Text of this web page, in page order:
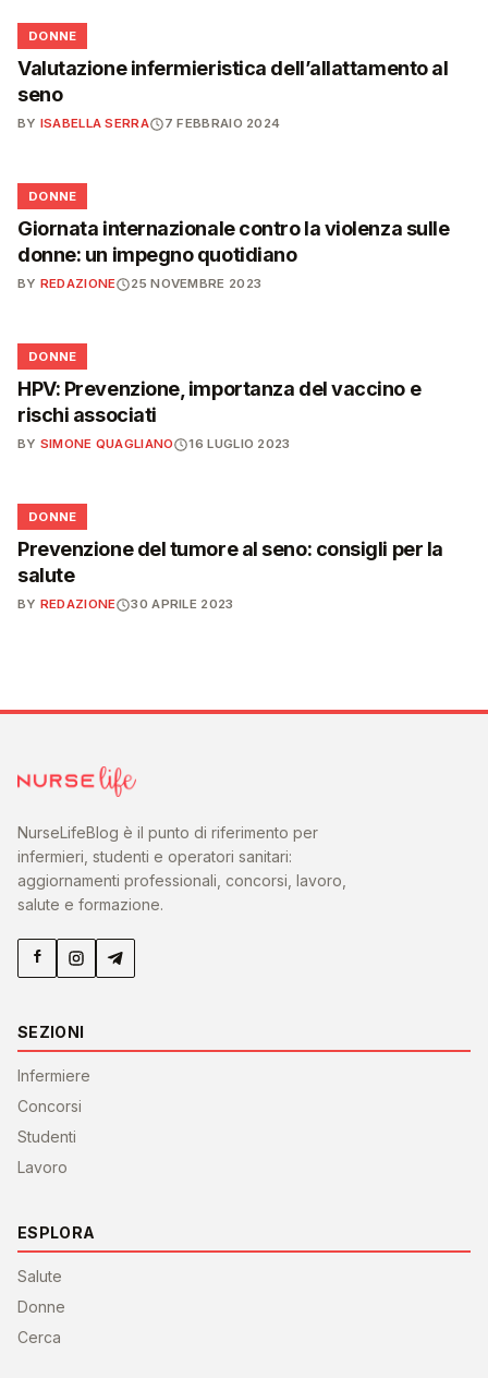
🌸
DONNE
Valutazione infermieristica dell’allattamento al
seno
BY ISABELLA SERRA 7 FEBBRAIO 2024
🌸
DONNE
Giornata internazionale contro la violenza sulle
donne: un impegno quotidiano
BY REDAZIONE 25 NOVEMBRE 2023
🌸
DONNE
HPV: Prevenzione, importanza del vaccino e
rischi associati
BY SIMONE QUAGLIANO 16 LUGLIO 2023
🌸
DONNE
Prevenzione del tumore al seno: consigli per la
salute
BY REDAZIONE 30 APRILE 2023
NurseLifeBlog è il punto di riferimento per
infermieri, studenti e operatori sanitari:
aggiornamenti professionali, concorsi, lavoro,
salute e formazione.
SEZIONI
Infermiere
Concorsi
Studenti
Lavoro
ESPLORA
Salute
Donne
Cerca